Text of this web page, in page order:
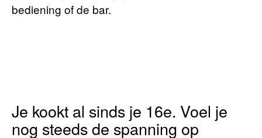
bediening of de bar.
Je kookt al sinds je 16e. Voel je
nog steeds de spanning op